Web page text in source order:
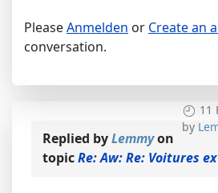
PleaseAnmelden or Create an
conversation.
11
by
Replied byLemmyon
topicRe: Aw: Re: Voitures